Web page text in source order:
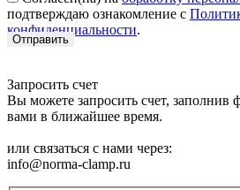
подтверждаю ознакомление с
конфиденциальности.
Запросить счет
Вы можете запросить счет,
вами в ближайшее время.
или связаться с нами через:
info@norma-clamp.ru